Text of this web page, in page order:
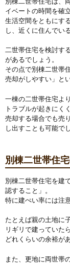
イベートの時間を確
生活空間をともにす
し、近くに住んでい
二世帯住宅を検討す
があるでしょう。
その点で別棟二世帯
売却がしやすい」と
一棟の二世帯住宅よ
トラブルが起きにく
売却する場合でも売
し出すことも可能で
別棟二世帯住
別棟二世帯住宅を建
認すること」。
特に建ぺい率には注
たとえば親の土地に
リギリで建っていた
どれくらいの余裕が
また、更地に両世帯